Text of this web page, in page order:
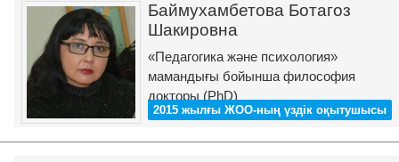
Баймухамбетова Ботагоз
Шакировна
«Педагогика және психология»
мамандығы бойынша философия
докторы (PhD)
2015 жылғы ЖОО-ның үздік оқытушысы